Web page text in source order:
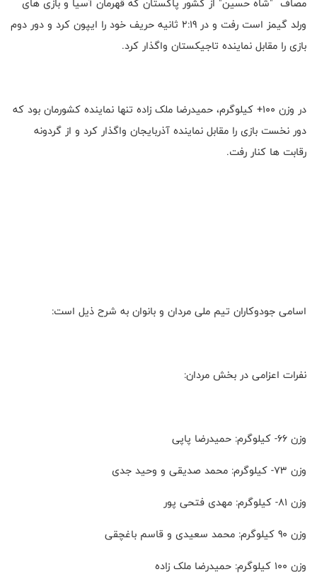
ورلد گیمز است رفت و در 2:19 ثانیه حریف خود را ایپون کرد و دور دوم
بازی را مقابل نماینده تاجیکستان واگذار کرد.
در وزن 100+ کیلوگرم، حمیدرضا ملک زاده تنها نماینده کشورمان بود که
دور نخست بازی را مقابل نماینده آذربایجان واگذار کرد و از گردونه
رقابت ها کنار رفت.
اسامی جودوکاران تیم ملی مردان و بانوان به شرح ذیل است:
نفرات اعزامی در بخش مردان:
وزن 66- کیلوگرم: حمیدرضا پاپی
وزن 73- کیلوگرم: محمد صدیقی و وحید جدی
وزن 81- کیلوگرم: مهدی فتحی پور
وزن 90 کیلوگرم: محمد سعیدی و قاسم باغچقی
وزن 100 کیلوگرم: حمیدرضا ملک زاده